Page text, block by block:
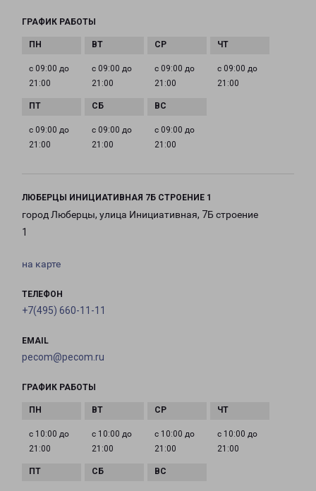
ГРАФИК РАБОТЫ
с 09:00 до
21:00
с 09:00 до
21:00
с 09:00 до
21:00
с 09:00 до
21:00
с 09:00 до
21:00
с 09:00 до
21:00
с 09:00 до
21:00
ЛЮБЕРЦЫ ИНИЦИАТИВНАЯ 7Б СТРОЕНИЕ 1
город Люберцы, улица Инициативная, 7Б строение
1
на карте
ТЕЛЕФОН
+7(495) 660-11-11
EMAIL
pecom@pecom.ru
ГРАФИК РАБОТЫ
с 10:00 до
21:00
с 10:00 до
21:00
с 10:00 до
21:00
с 10:00 до
21:00